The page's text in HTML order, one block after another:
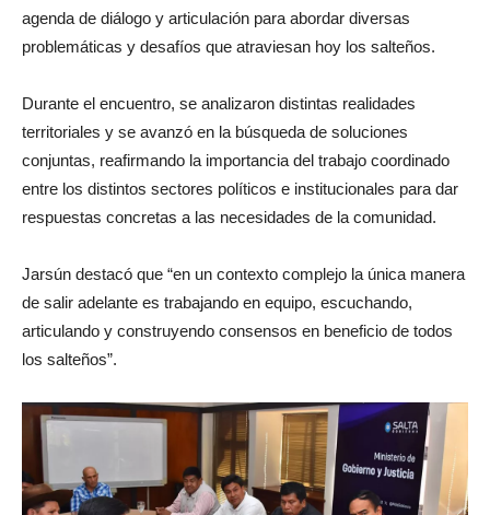
agenda de diálogo y articulación para abordar diversas
problemáticas y desafíos que atraviesan hoy los salteños.
Durante el encuentro, se analizaron distintas realidades
territoriales y se avanzó en la búsqueda de soluciones
conjuntas, reafirmando la importancia del trabajo coordinado
entre los distintos sectores políticos e institucionales para dar
respuestas concretas a las necesidades de la comunidad.
Jarsún destacó que “en un contexto complejo la única manera
de salir adelante es trabajando en equipo, escuchando,
articulando y construyendo consensos en beneficio de todos
los salteños”.